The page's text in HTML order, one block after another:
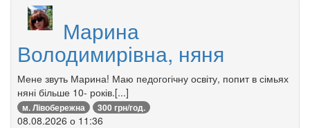
Марина
Володимирівна, няня
Мене звуть Марина! Маю педогогічну освіту, попит в сімьях
няні більше 10- років.[...]
м. Лівобережна 300 грн/год.
08.08.2026 о 11:36